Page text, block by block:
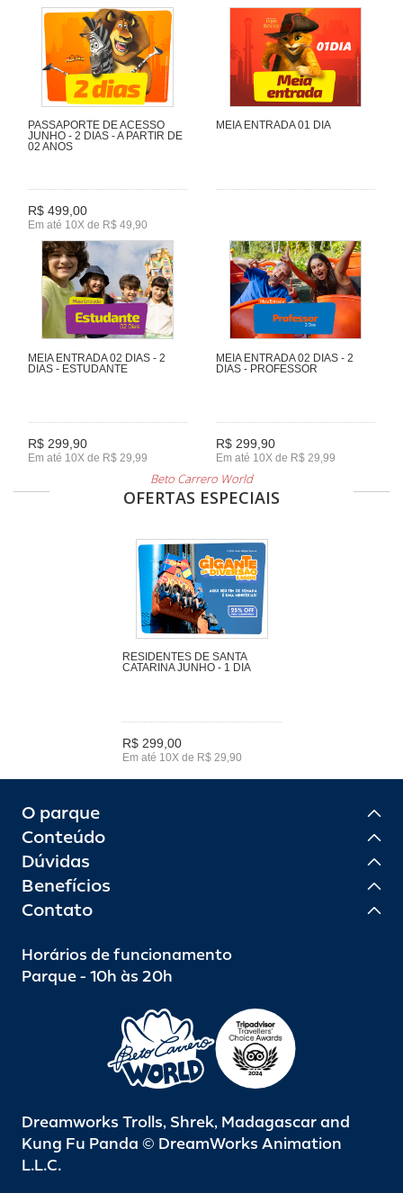
PASSAPORTE DE ACESSO
JUNHO - 2 DIAS - A PARTIR DE
02 ANOS
R$ 499,00
Em até 10X de R$ 49,90
MEIA ENTRADA 01 DIA
MEIA ENTRADA 02 DIAS - 2
DIAS - ESTUDANTE
R$ 299,90
Em até 10X de R$ 29,99
MEIA ENTRADA 02 DIAS - 2
DIAS - PROFESSOR
R$ 299,90
Em até 10X de R$ 29,99
Beto Carrero World
OFERTAS ESPECIAIS
RESIDENTES DE SANTA
CATARINA JUNHO - 1 DIA
R$ 299,00
Em até 10X de R$ 29,90
O parque
Conteúdo
Dúvidas
Benefícios
Contato
Horários de funcionamento
Parque - 10h às 20h
Dreamworks Trolls, Shrek, Madagascar and
Kung Fu Panda © DreamWorks Animation
L.L.C.